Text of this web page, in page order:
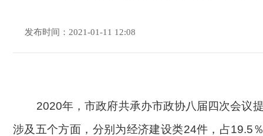
发布时间：2021-01-11 12:08
2020年，市政府共承办市政协八届四次会议
涉及五个方面，分别为经济建设类24件，占19.5